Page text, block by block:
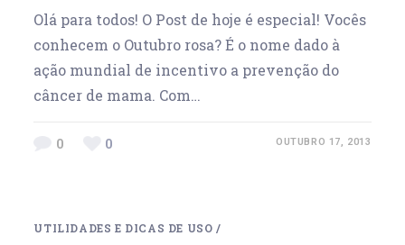
Olá para todos! O Post de hoje é especial! Vocês
conhecem o Outubro rosa? É o nome dado à
ação mundial de incentivo a prevenção do
câncer de mama. Com…
0 0 OUTUBRO 17, 2013
UTILIDADES E DICAS DE USO /